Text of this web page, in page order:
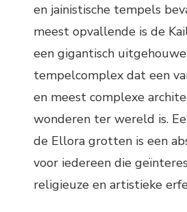
en jainistische tempels
meest opvallende is de
een gigantisch
tempelcomplex dat een
en meest complexe
wonderen ter wereld is.
de Ellora grotten is een
voor iedereen die
religieuze en artistieke